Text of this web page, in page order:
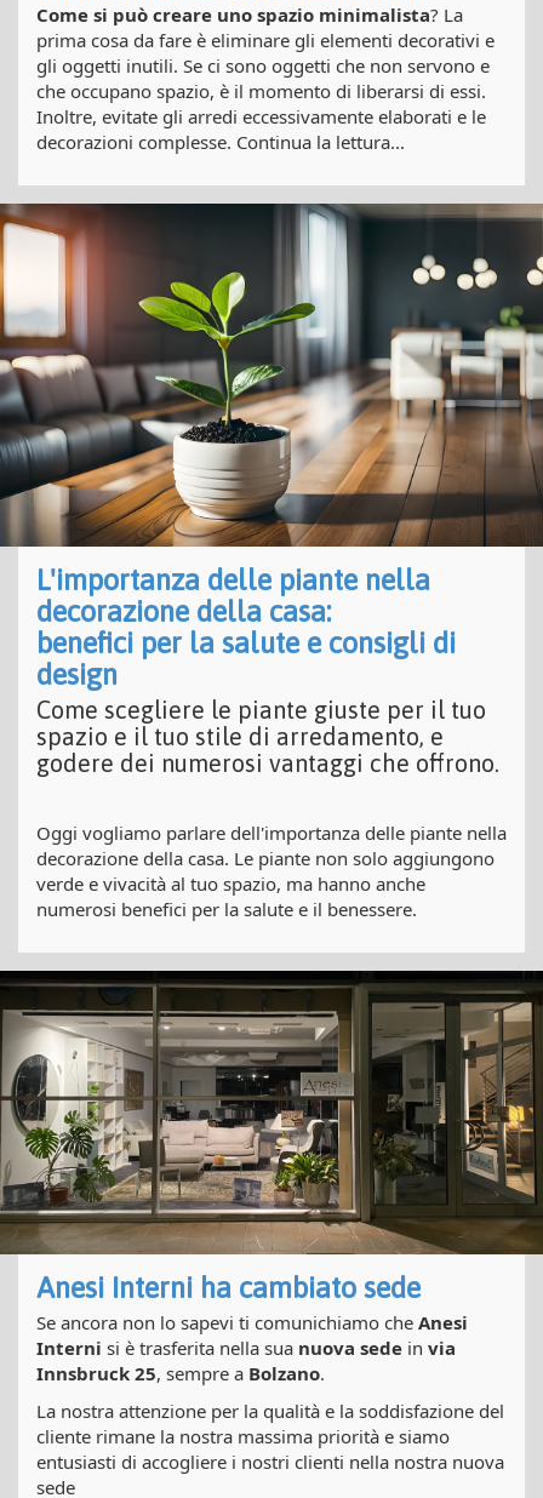
Come si può creare uno spazio minimalista? La
prima cosa da fare è eliminare gli elementi decorativi e
gli oggetti inutili. Se ci sono oggetti che non servono e
che occupano spazio, è il momento di liberarsi di essi.
Inoltre, evitate gli arredi eccessivamente elaborati e le
decorazioni complesse. Continua la lettura...
L'importanza delle piante nella
decorazione della casa:
benefici per la salute e consigli di
design
Come scegliere le piante giuste per il tuo
spazio e il tuo stile di arredamento, e
godere dei numerosi vantaggi che offrono.
Oggi vogliamo parlare dell'importanza delle piante nella
decorazione della casa. Le piante non solo aggiungono
verde e vivacità al tuo spazio, ma hanno anche
numerosi benefici per la salute e il benessere.
Anesi Interni ha cambiato sede
Se ancora non lo sapevi ti comunichiamo che Anesi
Interni si è trasferita nella sua nuova sede in via
Innsbruck 25, sempre a Bolzano.
La nostra attenzione per la qualità e la soddisfazione del
cliente rimane la nostra massima priorità e siamo
entusiasti di accogliere i nostri clienti nella nostra nuova
sede